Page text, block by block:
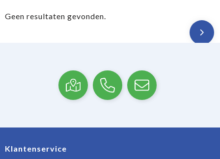
Geen resultaten gevonden.
Klantenservice